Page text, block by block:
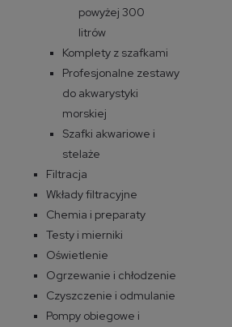
powyżej 300
litrów
Komplety z szafkami
Profesjonalne zestawy
do akwarystyki
morskiej
Szafki akwariowe i
stelaże
Filtracja
Wkłady filtracyjne
Chemia i preparaty
Testy i mierniki
Oświetlenie
Ogrzewanie i chłodzenie
Czyszczenie i odmulanie
Pompy obiegowe i